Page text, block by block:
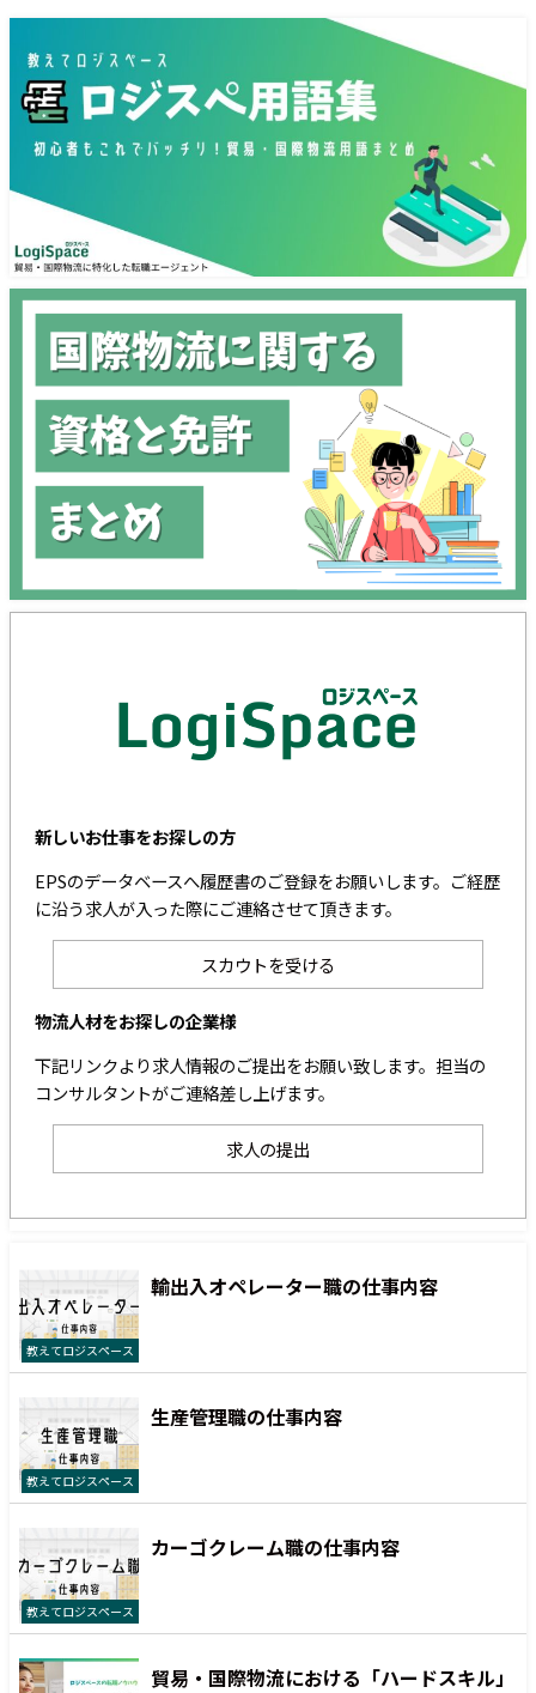
新しいお仕事をお探しの方
EPSのデータベースへ履歴書のご登録をお願いします。ご経歴
に沿う求人が入った際にご連絡させて頂きます。
スカウトを受ける
物流人材をお探しの企業様
下記リンクより求人情報のご提出をお願い致します。担当の
コンサルタントがご連絡差し上げます。
求人の提出
教えてロジスペース
輸出入オペレーター職の仕事内容
教えてロジスペース
生産管理職の仕事内容
教えてロジスペース
カーゴクレーム職の仕事内容
貿易・国際物流における「ハードスキル」